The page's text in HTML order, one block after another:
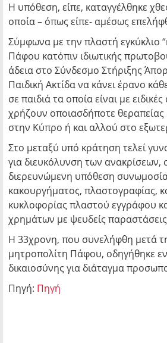
Η υπόθεση, είπε, καταγγέλθηκε
οποία – όπως είπε- αμέσως
Σύμφωνα με την πλαστή εγκύκλιο
Πάφου κατόπιν ιδιωτικής
άδεια στο Σύνδεσμο Στήριξης
Παιδική Ακτίδα να κάνει έρανο
σε παιδιά τα οποία είναι με
χρήζουν οποιασδήποτε
στην Κύπρο ή και αλλού στο
Στο μεταξύ υπό κράτηση τελεί
για διευκόλυνση των ανακρίσεων,
διερευνώμενη υπόθεση
κακουργήματος, πλαστογραφίας,
κυκλοφορίας πλαστού εγγράφου
χρημάτων με ψευδείς
Η 33χρονη, που συνελήφθη μετά
μητροπολίτη Πάφου, οδηγήθηκε
δικαιοσύνης για διάταγμα
Πηγή: Πηγή